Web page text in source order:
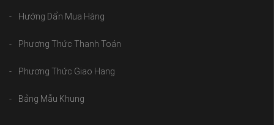
Hướng Dẩn Mua Hàng
Phương Thức Thanh Toán
Phương Thức Giao Hang
Bảng Mẫu Khung